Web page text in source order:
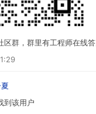
区群，群里有工程师在线
到该用户